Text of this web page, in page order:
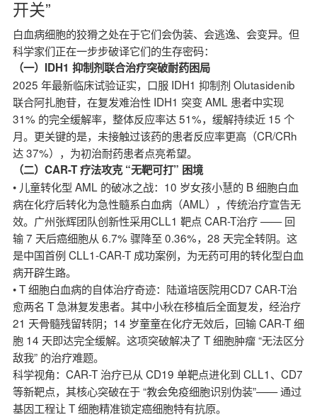
开关”
白血病细胞的狡猾之处在于它们会伪装、会逃逸、会变异。但
科学家们正在一步步破译它们的生存密码：
（一）IDH1 抑制剂联合治疗突破耐药困局
2025 年最新临床试验证实，口服 IDH1 抑制剂 Olutasidenib
联合阿扎胞苷，在复发难治性 IDH1 突变 AML 患者中实现
31% 的完全缓解率，整体反应率达 51%，缓解持续近 15 个
月。更关键的是，未接触过该药的患者反应率更高（CR/CRh
达 37%），为初治耐药患者点亮希望。
（二）CAR-T 疗法攻克 “无靶可打” 困境
• 儿童转化型 AML 的破冰之战：10 岁女孩小慧的 B 细胞白血
病在化疗后转化为急性髓系白血病（AML），传统治疗宣告无
效。广州张辉团队创新性采用CLL1 靶点 CAR-T治疗 —— 回
输 7 天后癌细胞从 6.7% 骤降至 0.36%，28 天完全转阴。这
是中国首例 CLL1-CAR-T 成功案例，为无药可用的转化型白血
病开辟生路。
• T 细胞白血病的自体治疗奇迹：陆道培医院用CD7 CAR-T治
愈两名 T 急淋复发患者。其中小秋在移植后全面复发，经治疗
21 天骨髓残留转阴；14 岁童童在化疗无效后，回输 CAR-T 细
胞 14 天即达完全缓解。这项突破解决了 T 细胞肿瘤 “无法区分
敌我” 的治疗难题。
科学视角：CAR-T 治疗已从 CD19 单靶点进化到 CLL1、CD7
等新靶点，其核心突破在于 “教会免疫细胞识别伪装”—— 通过
基因工程让 T 细胞精准锁定癌细胞特有抗原。